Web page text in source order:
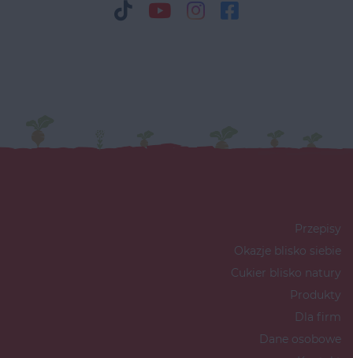
Przepisy
Okazje blisko siebie
Cukier blisko natury
Produkty
Dla firm
Dane osobowe